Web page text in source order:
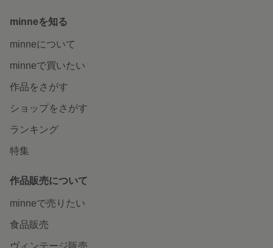
minneを知る
minneについて
minneで買いたい
作品をさがす
ショップをさがす
ランキング
特集
作品販売について
minneで売りたい
食品販売
ヴィンテージ販売